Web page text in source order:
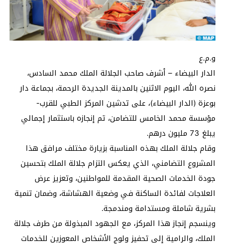
و.م.ع
الدار البيضاء – أشرف صاحب الجلالة الملك محمد السادس،
نصره الله، اليوم الاثنين بالمدينة الجديدة الرحمة، بجماعة دار
بوعزة (الدار البيضاء)، على تدشين المركز الطبي للقرب-
مؤسسة محمد الخامس للتضامن، تم إنجازه باستثمار إجمالي
يبلغ 73 مليون درهم.
وقام جلالة الملك بهذه المناسبة بزيارة مختلف مرافق هذا
المشروع التضامني، الذي يعكس التزام جلالة الملك بتحسين
جودة الخدمات الصحية المقدمة للمواطنين، وتعزيز عرض
العلاجات لفائدة الساكنة في وضعية الهشاشة، وضمان تنمية
بشرية شاملة ومستدامة ومندمجة.
وينسجم إنجاز هذا المركز، مع الجهود المبذولة من طرف جلالة
الملك، والرامية إلى تحفيز ولوج الأشخاص المعوزين للخدمات